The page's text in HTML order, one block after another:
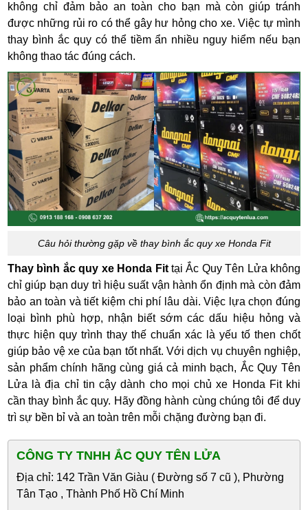
không chỉ đảm bảo an toàn cho bạn mà còn giúp tránh
được những rủi ro có thể gây hư hỏng cho xe. Việc tự mình
thay bình ắc quy có thể tiềm ẩn nhiều nguy hiểm nếu bạn
không thao tác đúng cách.
Câu hỏi thường gặp về thay bình ắc quy xe Honda Fit
Thay bình ắc quy xe Honda Fittại Ắc Quy Tên Lửa không
chỉ giúp bạn duy trì hiệu suất vận hành ổn định mà còn đảm
bảo an toàn và tiết kiệm chi phí lâu dài. Việc lựa chọn đúng
loại bình phù hợp, nhận biết sớm các dấu hiệu hỏng và
thực hiện quy trình thay thế chuẩn xác là yếu tố then chốt
giúp bảo vệ xe của bạn tốt nhất. Với dịch vụ chuyên nghiệp,
sản phẩm chính hãng cùng giá cả minh bạch, Ắc Quy Tên
Lửa là địa chỉ tin cậy dành cho mọi chủ xe Honda Fit khi
cần thay bình ắc quy. Hãy đồng hành cùng chúng tôi để duy
trì sự bền bỉ và an toàn trên mỗi chặng đường bạn đi.
CÔNG TY TNHH ẮC QUY TÊN LỬA
Địa chỉ: 142 Trần Văn Giàu ( Đường số 7 cũ ), Phường
Tân Tạo , Thành Phố Hồ Chí Minh